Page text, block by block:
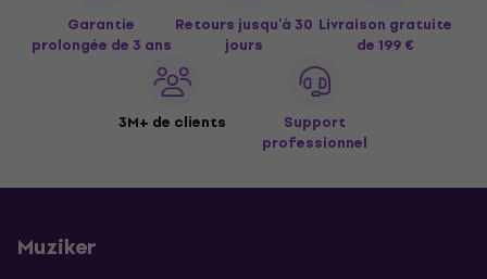
Garantie
prolongée de 3 ans
Retours jusqu’à 30
jours
Livraison gratuite
de 199 €
3M+ de clients
Support
professionnel
Muziker